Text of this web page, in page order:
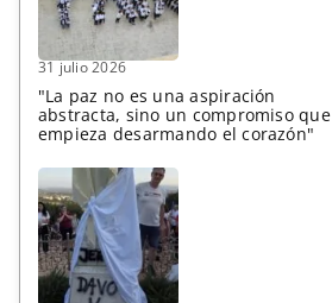
31 julio 2026
"La paz no es una aspiración
abstracta, sino un compromiso que
empieza desarmando el corazón"